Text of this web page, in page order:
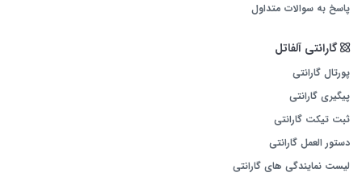
پاسخ به سوالات متداول
گارانتی آلفاتل
پورتال گارانتی
پیگیری گارانتی
ثبت تیکت گارانتی
دستور العمل گارانتی
لیست نمایندگی های گارانتی